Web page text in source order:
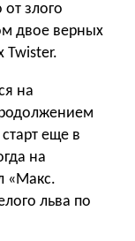
злого
двое верных
Twister.
на
еще в
на
«Макс.
льва по